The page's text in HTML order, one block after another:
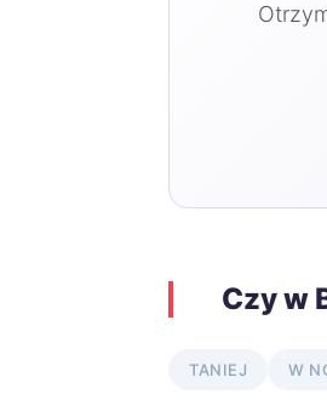
Czy w
TANIEJ W